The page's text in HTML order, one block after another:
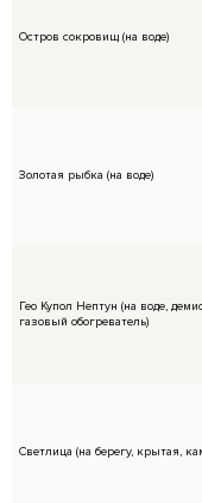
Можете
(если вам
При выборе
С
Правила